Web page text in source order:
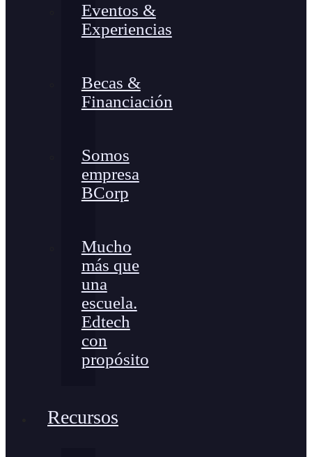
Eventos &
Experiencias
Becas &
Financiación
Somos
empresa
BCorp
Mucho
más que
una
escuela.
Edtech
con
propósito
Recursos